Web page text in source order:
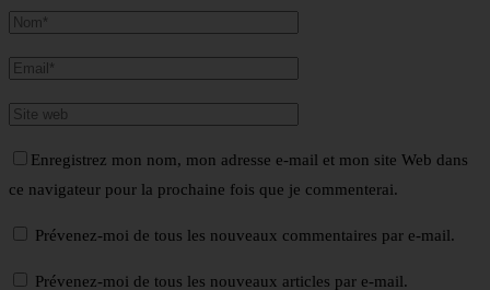
Enregistrez mon nom, mon adresse e-mail et mon site Web dans
ce navigateur pour la prochaine fois que je commenterai.
Prévenez-moi de tous les nouveaux commentaires par e-mail.
Prévenez-moi de tous les nouveaux articles par e-mail.